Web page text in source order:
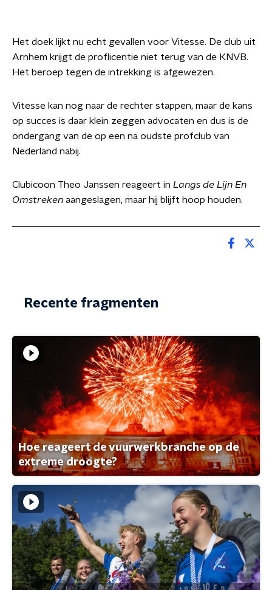
Het doek lijkt nu echt gevallen voor Vitesse. De club uit
Arnhem krijgt de proflicentie niet terug van de KNVB.
Het beroep tegen de intrekking is afgewezen.
Vitesse kan nog naar de rechter stappen, maar de kans
op succes is daar klein zeggen advocaten en dus is de
ondergang van de op een na oudste profclub van
Nederland nabij.
Clubicoon Theo Janssen reageert in Langs de Lijn En
Omstreken aangeslagen, maar hij blijft hoop houden.
Recente fragmenten
Hoe reageert de vuurwerkbranche op de
extreme droogte?